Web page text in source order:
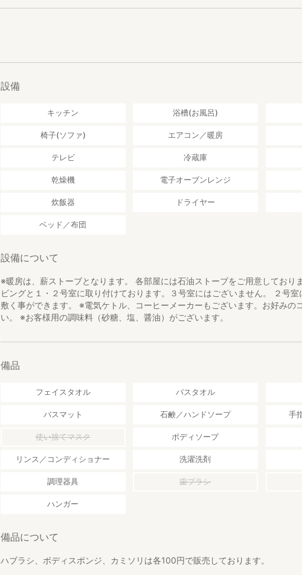
設備
キッチン 浴槽(お風呂)
椅子(ソファ) エアコン／暖房
テレビ 冷蔵庫
乾燥機 電子オーブンレンジ
炊飯器 ドライヤー
ベッド／布団
設備について
※暖房は、薪ストーブとなります。 各部屋には石油ストーブをご用意しており
ビングと１・２号室に取り付けております。３号室にはございません。 ２号
敷く事ができます。 ※電気ケトル、コーヒーメーカーもございます。お好みの
い。 ※お客様用の調味料（砂糖、塩、醤油）がございます。
備品
フェイスタオル バスタオル
バスマット 石鹸／ハンドソープ 手
使い捨てマスク ボディソープ
リンス／コンディショナー 洗濯洗剤
調理器具 歯ブラシ
ハンガー
備品について
ハブラシ、ボディスポンジ、カミソリは各100円で販売しております。